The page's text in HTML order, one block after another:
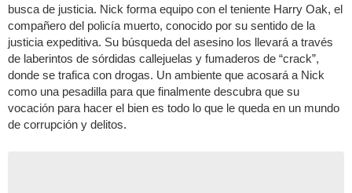
busca de justicia. Nick forma equipo con el teniente Harry Oak, el
compañero del policía muerto, conocido por su sentido de la
justicia expeditiva. Su búsqueda del asesino los llevará a través
de laberintos de sórdidas callejuelas y fumaderos de “crack”,
donde se trafica con drogas. Un ambiente que acosará a Nick
como una pesadilla para que finalmente descubra que su
vocación para hacer el bien es todo lo que le queda en un mundo
de corrupción y delitos.